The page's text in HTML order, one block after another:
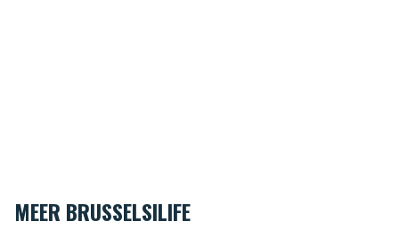
MEER BRUSSELSILIFE